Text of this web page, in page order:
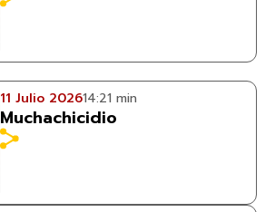
11 Julio 202614:21 min
Muchachicidio